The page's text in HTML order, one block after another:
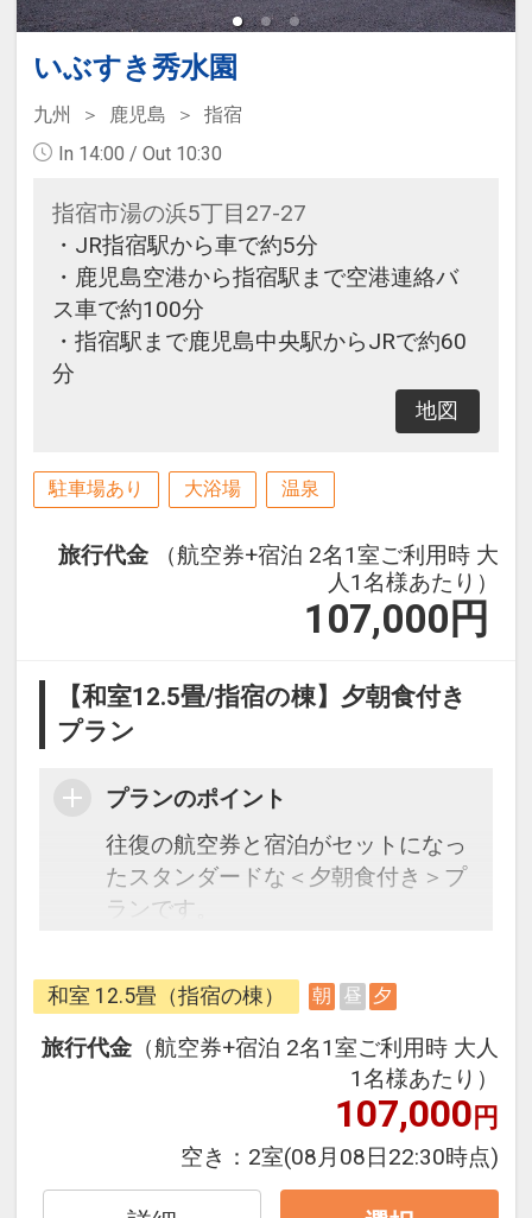
いぶすき秀水園
九州 鹿児島
指宿
In 14:00 / Out 10:30
指宿市湯の浜5丁目27-27
・JR指宿駅から車で約5分
・鹿児島空港から指宿駅まで空港連絡バ
ス車で約100分
・指宿駅まで鹿児島中央駅からJRで約60
分
地図
駐車場あり 大浴場 温泉
旅行代金
（航空券+宿泊 2名1室ご利用時 大
人1名様あたり）
107,000 円
【和室12.5畳/指宿の棟】夕朝食付き
プラン
プランのポイント
往復の航空券と宿泊がセットになっ
たスタンダードな＜夕朝食付き＞プ
ランです。
うれしい♪到着時に抹茶と和菓子の
サービス
フライトと宿泊を自由に組み合わせ
できるダイナミックパッケージだか
ら、一都市滞在はもちろん周遊旅行
にも最適！
旅行期間中の1泊だけの宿泊や延
和室 12.5畳（指宿の棟） 朝 昼 夕
旅行代金 （航空券+宿泊 2名1室ご利用時 大人
1名様あたり）
107,000円
空き： 2室(08月08日22:30時点)